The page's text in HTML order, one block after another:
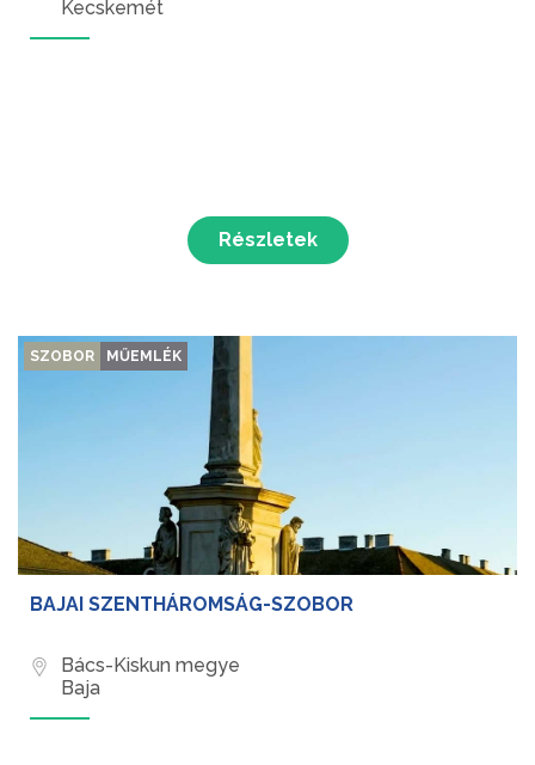
Kecskemét
Részletek
SZOBOR MŰEMLÉK
BAJAI SZENTHÁROMSÁG-SZOBOR
Bács-Kiskun megye
Baja